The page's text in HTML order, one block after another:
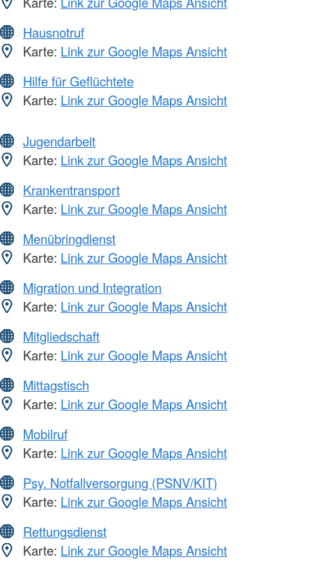
Hausnotruf
Karte: Link zur Google Maps Ansicht
Hilfe für Geflüchtete
Karte: Link zur Google Maps Ansicht
Jugendarbeit
Karte: Link zur Google Maps Ansicht
Krankentransport
Karte: Link zur Google Maps Ansicht
Menübringdienst
Karte: Link zur Google Maps Ansicht
Migration und Integration
Karte: Link zur Google Maps Ansicht
Mitgliedschaft
Karte: Link zur Google Maps Ansicht
Mittagstisch
Karte: Link zur Google Maps Ansicht
Mobilruf
Karte: Link zur Google Maps Ansicht
Psy. Notfallversorgung (PSNV/KIT)
Karte: Link zur Google Maps Ansicht
Rettungsdienst
Karte: Link zur Google Maps Ansicht